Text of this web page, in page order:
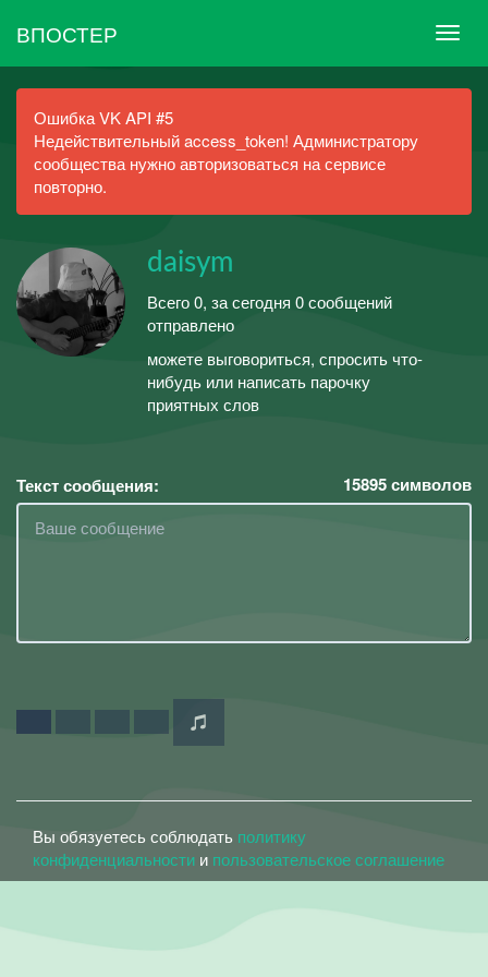
ВПОСТЕР
Ошибка VK API #5
Недействительный access_token! Администратору
сообщества нужно авторизоваться на сервисе
повторно.
daisym
Всего 0, за сегодня 0 сообщений
отправлено
можете выговориться, спросить что-
нибудь или написать парочку
приятных слов
Текст сообщения: 15895символов
Вы обязуетесь соблюдать политику
конфиденциальности и пользовательское соглашение